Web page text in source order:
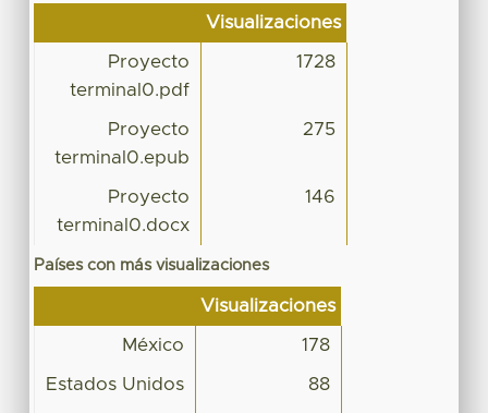
Visualizaciones
Proyecto
terminal0.pdf
1728
Proyecto
terminal0.epub
275
Proyecto
terminal0.docx
146
Países con más visualizaciones
Visualizaciones
México 178
Estados Unidos 88